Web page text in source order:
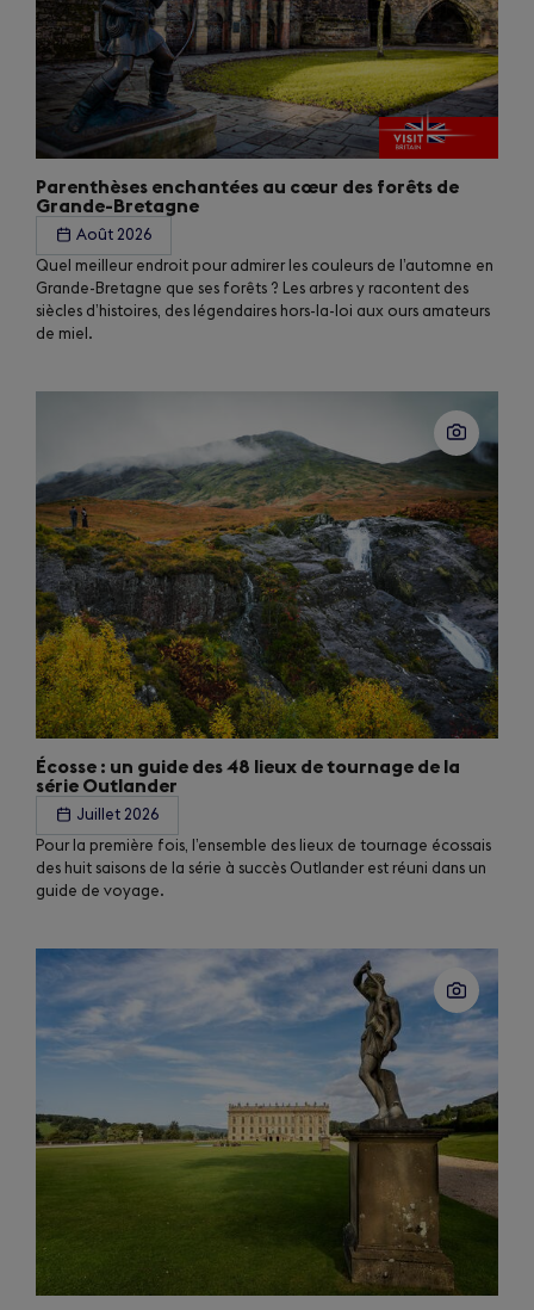
Parenthèses enchantées au cœur des forêts de
Grande-Bretagne
Août 2026
Quel meilleur endroit pour admirer les couleurs de l’automne en
Grande-Bretagne que ses forêts ? Les arbres y racontent des
siècles d’histoires, des légendaires hors-la-loi aux ours amateurs
de miel.
Écosse : un guide des 48 lieux de tournage de la
série Outlander
Juillet 2026
Pour la première fois, l’ensemble des lieux de tournage écossais
des huit saisons de la série à succès Outlander est réuni dans un
guide de voyage.